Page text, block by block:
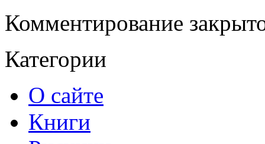
Комментирование
Категории
О сайте
Книги